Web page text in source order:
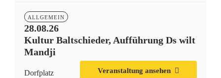
28.08.26
ALLGEMEIN
Kultur Baltschieder, Aufführung Ds wilt
Mandji
Dorfplatz Veranstaltung ansehen